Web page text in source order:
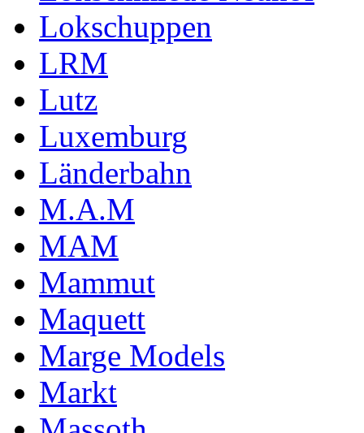
Lokschuppen
LRM
Lutz
Luxemburg
Länderbahn
M.A.M
MAM
Mammut
Maquett
Marge Models
Markt